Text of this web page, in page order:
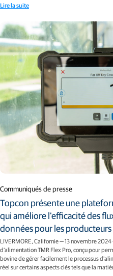
Lire la suite
Communiqués de presse
Topcon présente une
qui améliore l'efficacité des
données pour les
LIVERMORE, Californie — 13 novembre
d'alimentation TMR Flex Pro, conçu pour
bovine de gérer facilement le processus
réel sur certains aspects clés tels que la